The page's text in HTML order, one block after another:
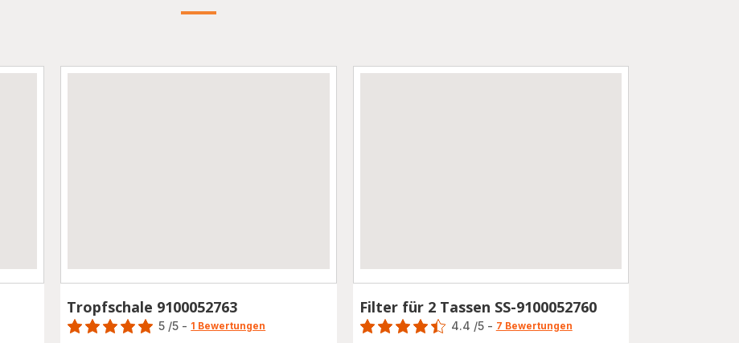
Tropfschale 9100052763
Bewertung
5 /5 - 1 Bewertungen
Filter für 2 Tassen SS-9100052760
Bewertung
4.4 /5 - 7 Bewertungen